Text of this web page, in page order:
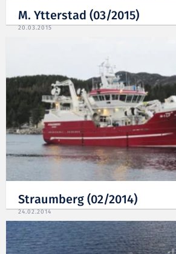
M. Ytterstad (03/2015)
20.03.2015
Straumberg (02/2014)
24.02.2014